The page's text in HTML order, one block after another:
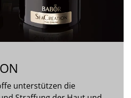
unterstützen die